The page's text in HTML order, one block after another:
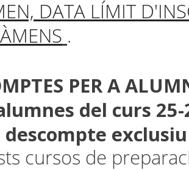
DATA LÍMIT
.
PER A
del curs
descompte exclusiu
cursos de